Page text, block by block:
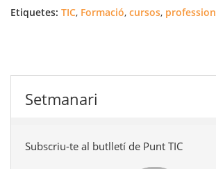
Etiquetes: TIC, Formació, cursos,
Setmanari
Subscriu-te al butlletí de Punt TIC